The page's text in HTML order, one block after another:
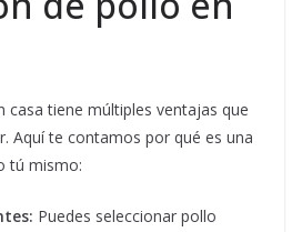
casa tiene múltiples ventajas que
Aquí te contamos por qué es una
tú mismo:
Puedes seleccionar pollo